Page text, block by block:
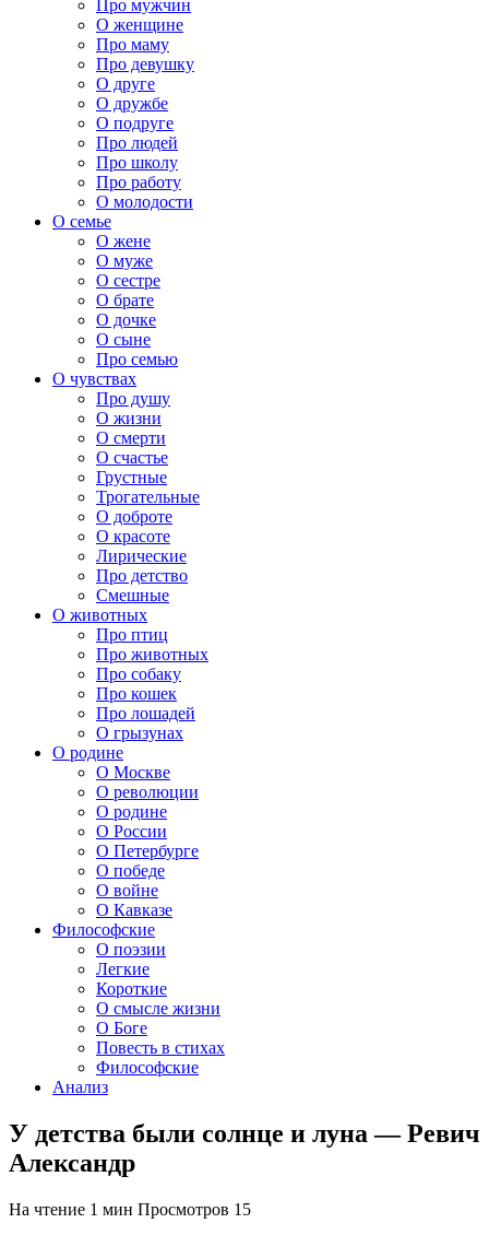
Про мужчин
О женщине
Про маму
Про девушку
О друге
О дружбе
О подруге
Про людей
Про школу
Про работу
О молодости
О семье
О жене
О муже
О сестре
О брате
О дочке
О сыне
Про семью
О чувствах
Про душу
О жизни
О смерти
О счастье
Грустные
Трогательные
О доброте
О красоте
Лирические
Про детство
Смешные
О животных
Про птиц
Про животных
Про собаку
Про кошек
Про лошадей
О грызунах
О родине
О Москве
О революции
О родине
О России
О Петербурге
О победе
О войне
О Кавказе
Философские
О поэзии
Легкие
Короткие
О смысле жизни
О Боге
Повесть в стихах
Философские
Анализ
У детства были солнце и луна — Ревич
Александр
На чтение 1 мин Просмотров 15